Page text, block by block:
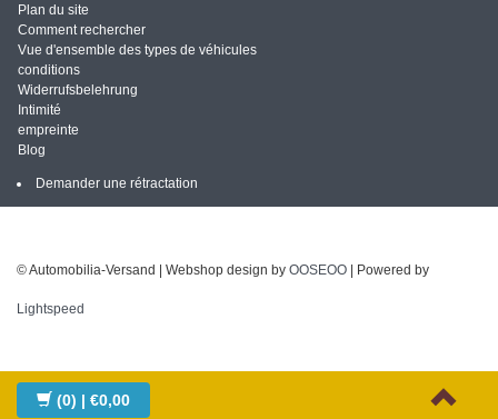
Plan du site
Comment rechercher
Vue d'ensemble des types de véhicules
conditions
Widerrufsbelehrung
Intimité
empreinte
Blog
Demander une rétractation
© Automobilia-Versand | Webshop design by OOSEOO | Powered by
Lightspeed
(0) | €0,00